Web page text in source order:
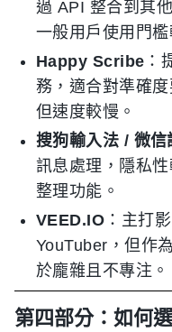
過 API 整合到其
一般用戶使用門檻
Happy Scribe ：
務，適合對準確
但速度較慢。
搜狗輸入法 / 微信
訊息處理，隱私
整理功能。
VEED.IO ：主打
YouTuber，但作
於龐雜且不專注。
第四部分：如何